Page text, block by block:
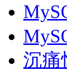
沉痛